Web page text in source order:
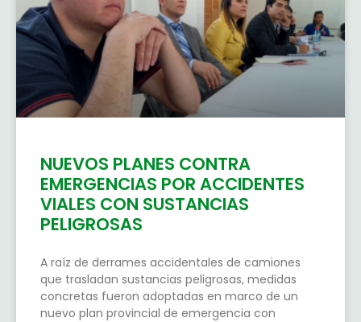
NUEVOS PLANES CONTRA
EMERGENCIAS POR ACCIDENTES
VIALES CON SUSTANCIAS
PELIGROSAS
A raíz de derrames accidentales de camiones
que trasladan sustancias peligrosas, medidas
concretas fueron adoptadas en marco de un
nuevo plan provincial de emergencia con